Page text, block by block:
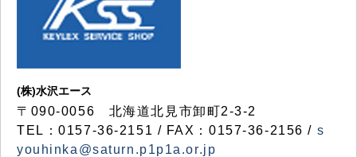
(株)水沢エース
〒090-0056 北海道北見市卸町2-3-2
TEL：0157-36-2151 / FAX：0157-36-2156 / s
youhinka@saturn.p1p1a.or.jp